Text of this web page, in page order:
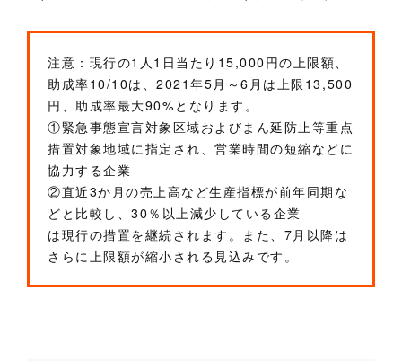
注意：現行の1人1日当たり15,000円の上限額、
助成率10/10は、2021年5月～6月は上限13,500
円、助成率最大90%となります。
①緊急事態宣言対象区域およびまん延防止等重点
措置対象地域に指定され、営業時間の短縮などに
協力する企業
②直近3か月の売上高など生産指標が前年同期な
どと比較し、30％以上減少している企業
は現行の措置を継続されます。また、7月以降は
さらに上限額が縮小される見込みです。